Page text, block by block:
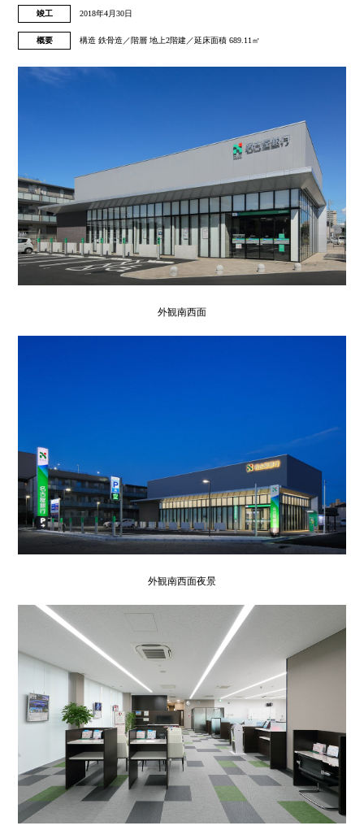
竣工 2018年4月30日
概要 構造 鉄骨造／階層 地上2階建／延床面積 689.11㎡
外観南西面
外観南西面夜景